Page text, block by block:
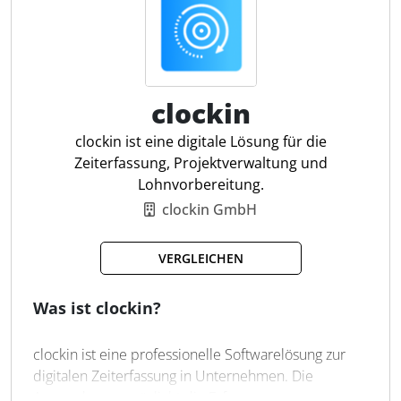
Reisekosten und Auslagen werden digital beantragt,
geprüft und ausgewertet. Projektzeiten, Leistungen,
Material- und Nebenkosten können in Angebote,
Rechnungen sowie E-Rechnungen im Format
XRechnung oder ZUGFeRD übernommen werden.
Ergänzend stehen Projektmanagement,
Ressourcenplanung, Projektcontrolling, CRM,
Teamkalender und ein Ticketsystem zur Verfügung.
Arbeitszeiterfassung
Mandanten- & Projektzeiten
Leistungsnachweise
Projektcontrolling
DATEV-Lohndatenexport
Reisekosten & Auslagen
clockin
clockin ist eine digitale Lösung für die
Zeiterfassung, Projektverwaltung und
Lohnvorbereitung.
clockin GmbH
VERGLEICHEN
Was ist clockin?
clockin ist eine professionelle Softwarelösung zur
digitalen Zeiterfassung in Unternehmen. Die